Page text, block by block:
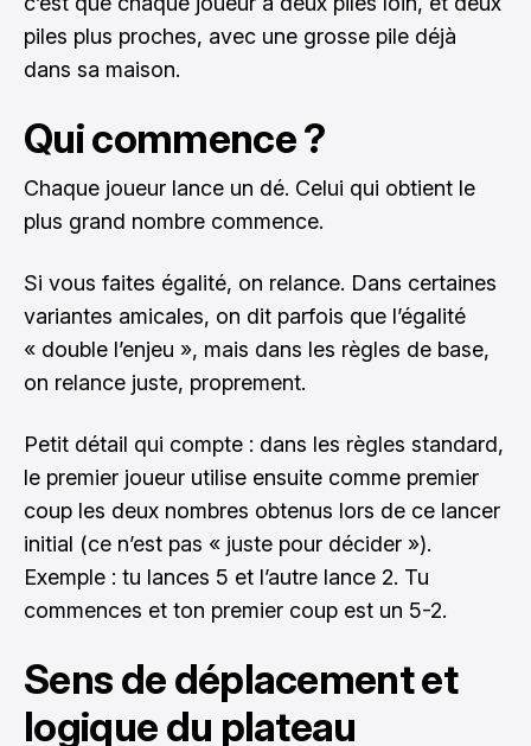
piles plus proches, avec une grosse pile déjà
dans sa maison.
Qui commence ?
Chaque joueur lance un dé. Celui qui obtient le
plus grand nombre commence.
Si vous faites égalité, on relance. Dans certaines
variantes amicales, on dit parfois que l’égalité
« double l’enjeu », mais dans les règles de base,
on relance juste, proprement.
Petit détail qui compte : dans les règles standard,
le premier joueur utilise ensuite comme premier
coup les deux nombres obtenus lors de ce lancer
initial (ce n’est pas « juste pour décider »).
Exemple : tu lances 5 et l’autre lance 2. Tu
commences et ton premier coup est un 5-2.
Sens de déplacement et
logique du plateau